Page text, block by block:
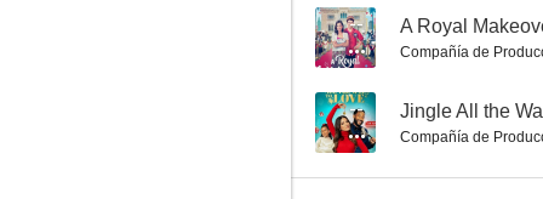
-- A Royal
Compañía de
-- Jingle All the
Compañía de